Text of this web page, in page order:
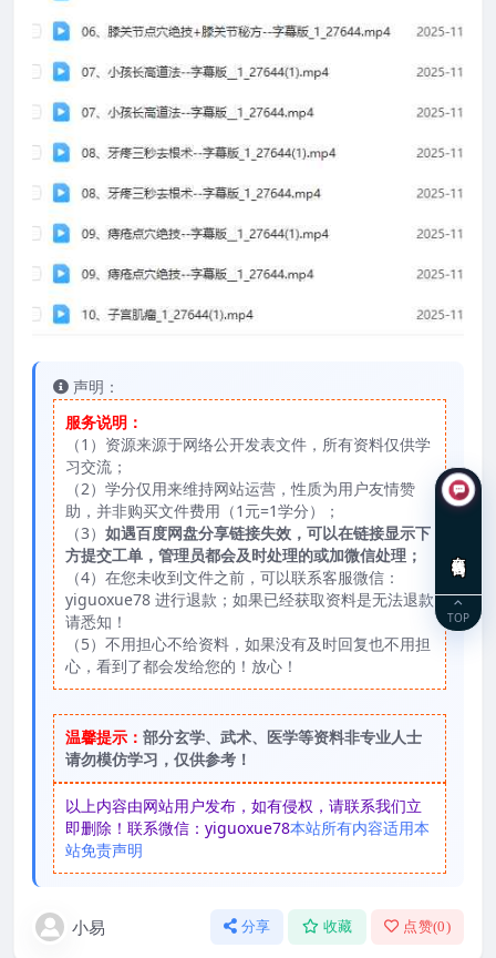
声明：
服务说明：
（1）资源来源于网络公开发表文件，所有资料仅供学
习交流；
（2）学分仅用来维持网站运营，性质为用户友情赞
助，并非购买文件费用（1元=1学分）；
（3） 如遇百度网盘分享链接失效，可以在链接显示下
方提交工单，管理员都会及时处理的或加微信处理；
（4）在您未收到文件之前，可以联系客服微信：
yiguoxue78 进行退款；如果已经获取资料是无法退款
请悉知！
（5）不用担心不给资料，如果没有及时回复也不用担
心，看到了都会发给您的！放心！
温馨提示： 部分玄学、武术、医学等资料非专业人士
请勿模仿学习，仅供参考！
以上内容由网站用户发布，如有侵权，请联系我们立
即删除！联系微信：yiguoxue78本站所有内容适用本
站免责声明
小易 分享 收藏 点赞(0)
TOP